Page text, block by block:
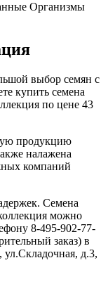
Организмы
выбор семян с
купить семена
по цене 43
продукцию
налажена
компаний
Семена
можно
8-495-902-77-
заказ) в
д.3,